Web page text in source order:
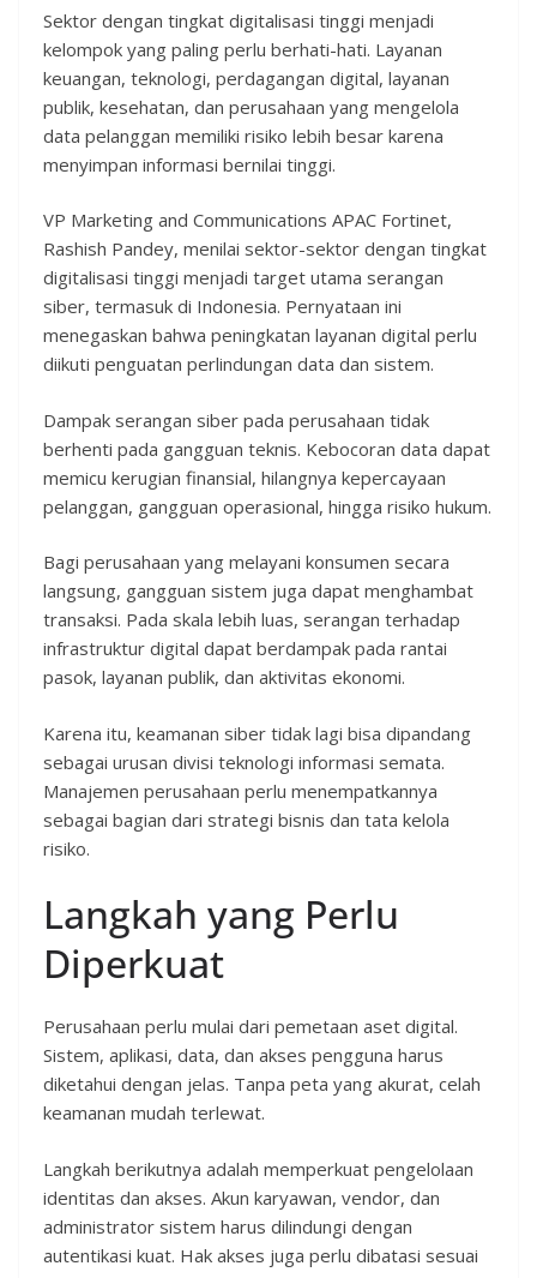
Sektor dengan tingkat digitalisasi tinggi menjadi
kelompok yang paling perlu berhati-hati. Layanan
keuangan, teknologi, perdagangan digital, layanan
publik, kesehatan, dan perusahaan yang mengelola
data pelanggan memiliki risiko lebih besar karena
menyimpan informasi bernilai tinggi.
VP Marketing and Communications APAC Fortinet,
Rashish Pandey, menilai sektor-sektor dengan tingkat
digitalisasi tinggi menjadi target utama serangan
siber, termasuk di Indonesia. Pernyataan ini
menegaskan bahwa peningkatan layanan digital perlu
diikuti penguatan perlindungan data dan sistem.
Dampak serangan siber pada perusahaan tidak
berhenti pada gangguan teknis. Kebocoran data dapat
memicu kerugian finansial, hilangnya kepercayaan
pelanggan, gangguan operasional, hingga risiko hukum.
Bagi perusahaan yang melayani konsumen secara
langsung, gangguan sistem juga dapat menghambat
transaksi. Pada skala lebih luas, serangan terhadap
infrastruktur digital dapat berdampak pada rantai
pasok, layanan publik, dan aktivitas ekonomi.
Karena itu, keamanan siber tidak lagi bisa dipandang
sebagai urusan divisi teknologi informasi semata.
Manajemen perusahaan perlu menempatkannya
sebagai bagian dari strategi bisnis dan tata kelola
risiko.
Langkah yang Perlu
Diperkuat
Perusahaan perlu mulai dari pemetaan aset digital.
Sistem, aplikasi, data, dan akses pengguna harus
diketahui dengan jelas. Tanpa peta yang akurat, celah
keamanan mudah terlewat.
Langkah berikutnya adalah memperkuat pengelolaan
identitas dan akses. Akun karyawan, vendor, dan
administrator sistem harus dilindungi dengan
autentikasi kuat. Hak akses juga perlu dibatasi sesuai